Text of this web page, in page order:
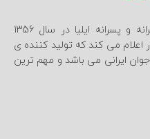
گروه تولیدی و پخش پوشاک دخترانه و پسرانه ایلیا در سال 1356
می کند که تولید کننده ی
ایرانی می باشد و مهم ترین